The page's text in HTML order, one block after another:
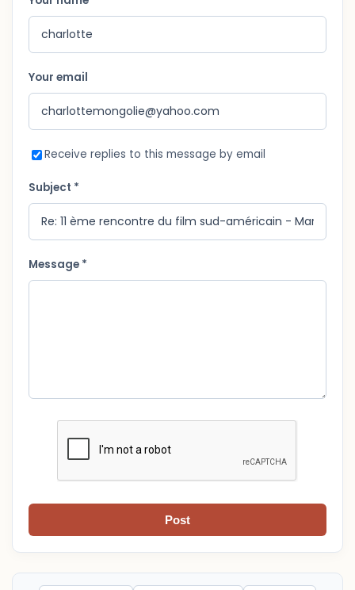
Your email
Receive replies to this message by email
Subject *
Message *
Post